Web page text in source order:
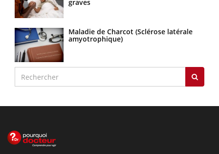
graves
Maladie de Charcot (Sclérose latérale
amyotrophique)